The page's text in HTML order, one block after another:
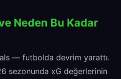
Neden Bu Kadar
— futbolda devrim yarattı.
sezonunda xG değerlerinin